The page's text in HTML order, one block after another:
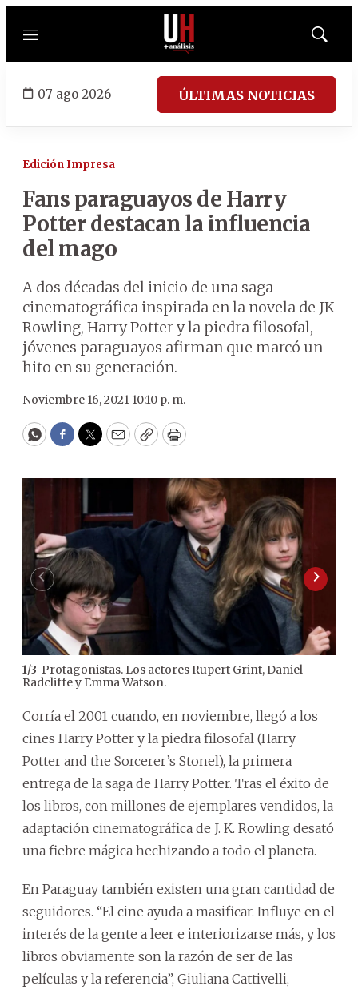
Menú
Mostrar
07 ago 2026 ÚLTIMAS NOTICIAS
Edición Impresa
Fans paraguayos de Harry
Potter destacan la influencia
del mago
A dos décadas del inicio de una saga
cinematográfica inspirada en la novela de JK
Rowling, Harry Potter y la piedra filosofal,
jóvenes paraguayos afirman que marcó un
hito en su generación.
Noviembre 16, 2021 10:10 p. m.
WhatsApp
Facebook
Twitter
EmailCopyPrint
1/3 Protagonistas. Los actores Rupert Grint, Daniel
Radcliffe y Emma Watson.
Corría el 2001 cuando, en noviembre, llegó a los
cines Harry Potter y la piedra filosofal (Harry
Potter and the Sorcerer’s Stonel), la primera
entrega de la saga de Harry Potter. Tras el éxito de
los libros, con millones de ejemplares vendidos, la
adaptación cinematográfica de J. K. Rowling desató
una fiebre mágica hechizando a todo el planeta.
En Paraguay también existen una gran cantidad de
seguidores. “El cine ayuda a masificar. Influye en el
interés de la gente a leer e interiorizarse más, y los
libros obviamente son la razón de ser de las
películas y la referencia”, Giuliana Cattivelli,